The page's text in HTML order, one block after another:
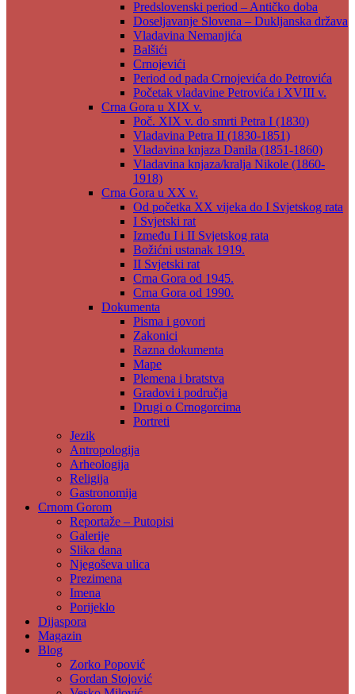
Predslovenski period – Antičko doba
Doseljavanje Slovena – Dukljanska država
Vladavina Nemanjića
Balšići
Crnojevići
Period od pada Crnojevića do Petrovića
Početak vladavine Petrovića i XVIII v.
Crna Gora u XIX v.
Poč. XIX v. do smrti Petra I (1830)
Vladavina Petra II (1830-1851)
Vladavina knjaza Danila (1851-1860)
Vladavina knjaza/kralja Nikole (1860-
1918)
Crna Gora u XX v.
Od početka XX vijeka do I Svjetskog rata
I Svjetski rat
Između I i II Svjetskog rata
Božićni ustanak 1919.
II Svjetski rat
Crna Gora od 1945.
Crna Gora od 1990.
Dokumenta
Pisma i govori
Zakonici
Razna dokumenta
Mape
Plemena i bratstva
Gradovi i područja
Drugi o Crnogorcima
Portreti
Jezik
Antropologija
Arheologija
Religija
Gastronomija
Crnom Gorom
Reportaže – Putopisi
Galerije
Slika dana
Njegoševa ulica
Prezimena
Imena
Porijeklo
Dijaspora
Magazin
Blog
Zorko Popović
Gordan Stojović